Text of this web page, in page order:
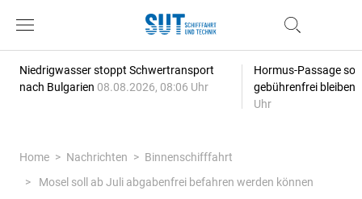
Niedrigwasser stoppt Schwertransport
nach Bulgarien 08.08.2026, 08:06 Uhr
Hormus-Passage
gebührenfrei bleiben
Uhr
Home Nachrichten
Binnenschifffahrt
Mosel soll ab Juli abgabenfrei befahren werden können